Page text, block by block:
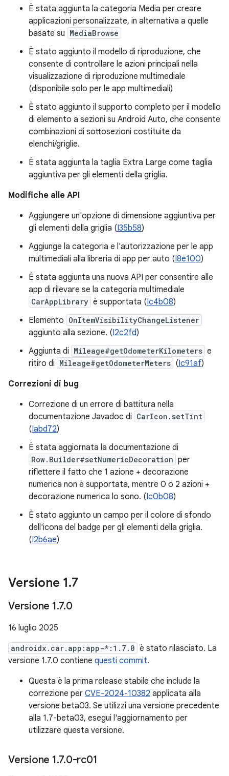
È stata aggiunta la categoria Media per creare
applicazioni personalizzate, in alternativa a quelle
basate su MediaBrowse
È stato aggiunto il modello di riproduzione, che
consente di controllare le azioni principali nella
visualizzazione di riproduzione multimediale
(disponibile solo per le app multimediali)
È stato aggiunto il supporto completo per il modello
di elemento a sezioni su Android Auto, che consente
combinazioni di sottosezioni costituite da
elenchi/griglie.
È stata aggiunta la taglia Extra Large come taglia
aggiuntiva per gli elementi della griglia.
Modifiche alle API
Aggiungere un'opzione di dimensione aggiuntiva per
gli elementi della griglia (I35b58)
Aggiunge la categoria e l'autorizzazione per le app
multimediali alla libreria di app per auto (I8e100)
È stata aggiunta una nuova API per consentire alle
app di rilevare se la categoria multimediale
CarAppLibrary è supportata (Ic4b08)
Elemento OnItemVisibilityChangeListener
aggiunto alla sezione. (I2c2fd)
Aggiunta di Mileage#getOdometerKilometers e
ritiro di Mileage#getOdometerMeters (Ic91af)
Correzioni di bug
Correzione di un errore di battitura nella
documentazione Javadoc di CarIcon.setTint
(Iabd72)
È stata aggiornata la documentazione di
Row.Builder#setNumericDecoration per
riflettere il fatto che 1 azione + decorazione
numerica non è supportata, mentre 0 o 2 azioni +
decorazione numerica lo sono. (Ic0b08)
È stato aggiunto un campo per il colore di sfondo
dell'icona del badge per gli elementi della griglia.
(I2b6ae)
Versione 1.7
Versione 1.7.0
16 luglio 2025
androidx.car.app:app-*:1.7.0 è stato rilasciato. La
versione 1.7.0 contiene questi commit.
Questa è la prima release stabile che include la
correzione per CVE-2024-10382 applicata alla
versione beta03. Se utilizzi una versione precedente
alla 1.7-beta03, esegui l'aggiornamento per
utilizzare questa versione.
Versione 1.7.0-rc01